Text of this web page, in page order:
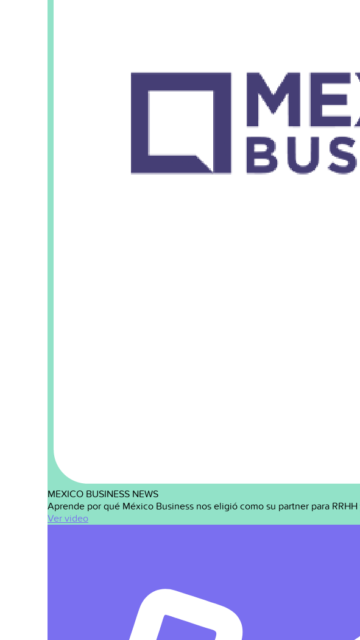
MEXICO BUSINESS NEWS
Aprende por qué México Business nos eligió como su partner para
Ver video